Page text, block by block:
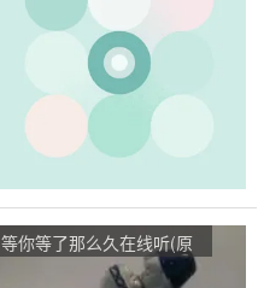
播:23次
等你等了那么久在线听(原
唱是红蔷薇)，李秀钗互动